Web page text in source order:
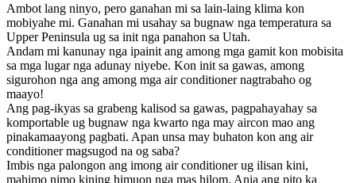
Ambot lang ninyo, pero ganahan mi sa lain-laing klima kon
mobiyahe mi. Ganahan mi usahay sa bugnaw nga temperatura sa
Upper Peninsula ug sa init nga panahon sa Utah.
Andam mi kanunay nga ipainit ang among mga gamit kon mobisita
sa mga lugar nga adunay niyebe. Kon init sa gawas, among
sigurohon nga ang among mga air conditioner nagtrabaho og
maayo!
Ang pag-ikyas sa grabeng kalisod sa gawas, pagpahayahay sa
komportable ug bugnaw nga kwarto nga may aircon mao ang
pinakamaayong pagbati. Apan unsa may buhaton kon ang air
conditioner magsugod na og saba?
Imbis nga palongon ang imong air conditioner ug ilisan kini,
mahimo nimo kining himuon nga mas hilom. Ania ang pito ka